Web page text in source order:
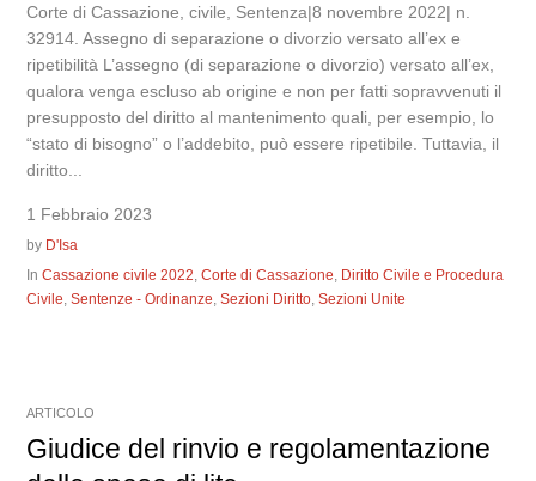
Corte di Cassazione, civile, Sentenza|8 novembre 2022| n.
32914. Assegno di separazione o divorzio versato all’ex e
ripetibilità L’assegno (di separazione o divorzio) versato all’ex,
qualora venga escluso ab origine e non per fatti sopravvenuti il
presupposto del diritto al mantenimento quali, per esempio, lo
“stato di bisogno” o l’addebito, può essere ripetibile. Tuttavia, il
diritto...
1 Febbraio 2023
by D'Isa
InCassazione civile 2022,Corte di Cassazione, Diritto Civile e Procedura
Civile,Sentenze - Ordinanze,Sezioni Diritto,Sezioni Unite
ARTICOLO
Giudice del rinvio e regolamentazione